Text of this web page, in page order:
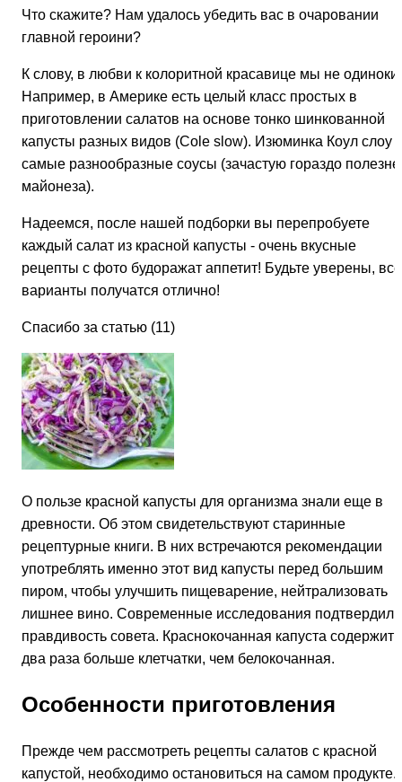
Что скажите? Нам удалось убедить вас в очаровании
главной героини?
К слову, в любви к колоритной красавице мы не одиноки.
Например, в Америке есть целый класс простых в
приготовлении салатов на основе тонко шинкованной
капусты разных видов (Cole slow). Изюминка Коул слоу -
самые разнообразные соусы (зачастую гораздо
майонеза).
Надеемся, после нашей подборки вы перепробуете
каждый салат из красной капусты - очень вкусные
рецепты с фото будоражат аппетит! Будьте уверены, все
варианты получатся отлично!
Спасибо за статью (11)
О пользе красной капусты для организма знали еще в
древности. Об этом свидетельствуют старинные
рецептурные книги. В них встречаются рекомендации
употреблять именно этот вид капусты перед большим
пиром, чтобы улучшить пищеварение, нейтрализовать
лишнее вино. Современные исследования подтвердили
правдивость совета. Краснокочанная капуста содержит
два раза больше клетчатки, чем белокочанная.
Особенности приготовления
Прежде чем рассмотреть рецепты салатов с красной
капустой, необходимо остановиться на самом продукте.